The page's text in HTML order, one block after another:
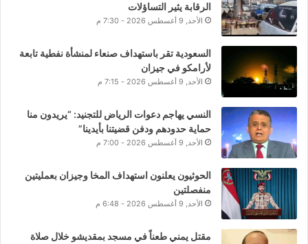
الرقابة يثير التساؤلات
الأحد, 9 أغسطس 2026 - 7:30 م
السعودية تقر باستهداف صنعاء لمنشأة نفطية تابعة
لأرامكو في جيزان
الأحد, 9 أغسطس 2026 - 7:15 م
النسي يهاجم دعوات الرياض للتجنيد: “يريدون منا
حماية حدودهم ودفن قضيتنا بأيدينا”
الأحد, 9 أغسطس 2026 - 7:00 م
الحوثيون يعلنون استهداف المخا وجيزان بعمليتين
منفصلتين
الأحد, 9 أغسطس 2026 - 6:48 م
مقتل يمني طعناً في مسجد بمقديشو خلال صلاة